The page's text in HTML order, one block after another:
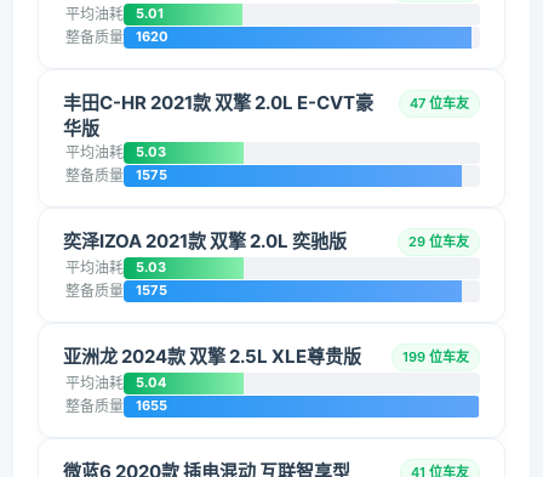
平均油耗 5.01
整备质量 1620
丰田C-HR 2021款 双擎 2.0L E-CVT豪
华版
47 位车友
平均油耗 5.03
整备质量 1575
奕泽IZOA 2021款 双擎 2.0L 奕驰版 29 位车友
平均油耗 5.03
整备质量 1575
亚洲龙 2024款 双擎 2.5L XLE尊贵版 199 位车友
平均油耗 5.04
整备质量 1655
微蓝6 2020款 插电混动 互联智享型 41 位车友